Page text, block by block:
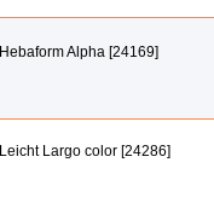
Hebaform Alpha [24169]
Leicht Largo color [24286]